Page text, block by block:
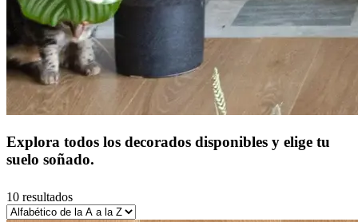
Explora todos los decorados disponibles y elige tu
suelo soñado.
10 resultados